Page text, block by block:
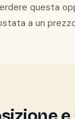
questa
a un